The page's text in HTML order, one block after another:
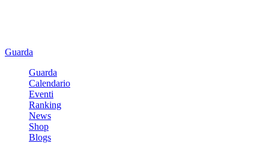
Guarda
Guarda
Calendario
Eventi
Ranking
News
Shop
Blogs